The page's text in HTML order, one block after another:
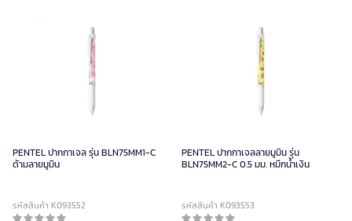
PENTEL ปากกาเจล รุ่น BLN75MM1-C
ด้ามลายมูมิน
รหัสสินค้า K093552
PENTEL ปากกาเจลลายมูมิน รุ่น
BLN75MM2-C 0.5 มม. หมึกน้ำเงิน
รหัสสินค้า K093553